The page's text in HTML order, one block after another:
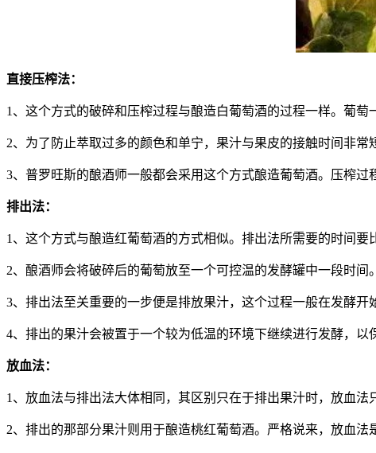
直接压榨法：
1、这个方式的破碎和压榨过程与酿造白葡萄酒的过程一样。葡萄
2、为了防止萃取过多的颜色和单宁，果汁与果皮的接触时间非常
3、普罗旺斯的酿酒师一般都会采用这个方式酿造葡萄酒。压榨过
排出法：
1、这个方式与酿造红葡萄酒的方式相似。排出法所需要的时间要
2、酿酒师会将破碎后的葡萄放至一个可控温的发酵罐中一段时
3、排出法至关重要的一步便是排放果汁，这个过程一般在发酵
4、排出的果汁会被置于一个较为低温的环境下继续进行发酵，以
放血法：
1、放血法与排出法大体相同，其区别只在于排出果汁时，放血
2、排出的那部分果汁则用于酿造桃红葡萄酒。严格说来，放血